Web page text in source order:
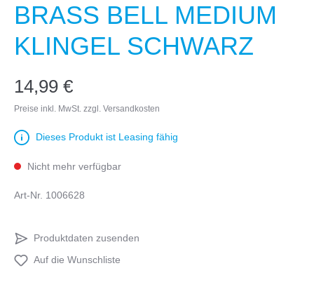
BRASS BELL MEDIUM
KLINGEL SCHWARZ
14,99 €
Preise inkl. MwSt. zzgl. Versandkosten
Dieses Produkt ist Leasing fähig
Nicht mehr verfügbar
Art-Nr. 1006628
Produktdaten zusenden
Auf die Wunschliste